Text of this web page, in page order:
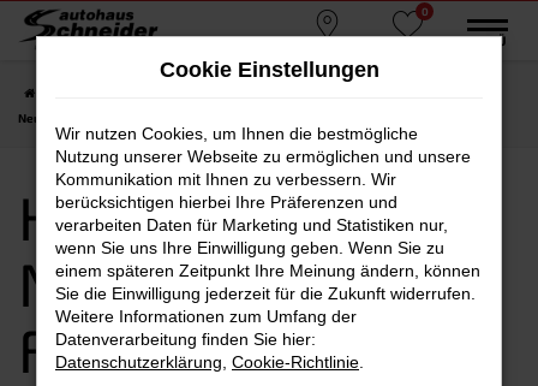
Zum
0
MENÜ
Neuwagen Falkenberg
Hyundai KONA
Neuwagen
Falkenberg
Cookie Einstellungen
Wir nutzen Cookies, um Ihnen die bestmögliche
Nutzung unserer Webseite zu ermöglichen und unsere
Kommunikation mit Ihnen zu verbessern. Wir
berücksichtigen hierbei Ihre Präferenzen und
verarbeiten Daten für Marketing und Statistiken nur,
wenn Sie uns Ihre Einwilligung geben. Wenn Sie zu
einem späteren Zeitpunkt Ihre Meinung ändern, können
Sie die Einwilligung jederzeit für die Zukunft widerrufen.
Weitere Informationen zum Umfang der
Datenverarbeitung finden Sie hier:
Datenschutzerklärung Cookie-Richtlinie